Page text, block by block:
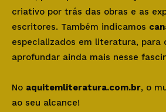
criativo por trás das obras e as
escritores. Também indicamos
especializados em literatura, para
aprofundar ainda mais nesse
No aquitemliteratura.com.br, o
ao seu alcance!